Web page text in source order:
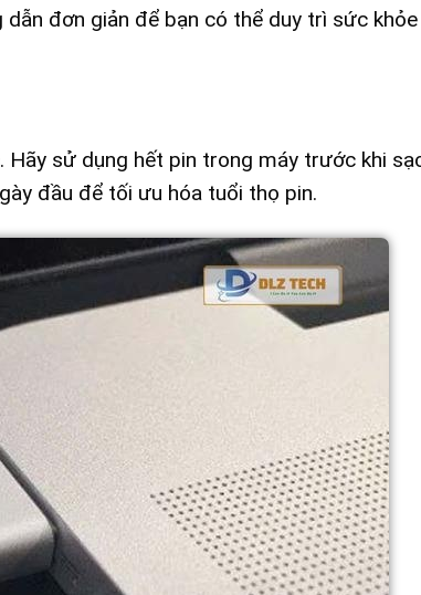
đơn giản để bạn có thể duy trì sức khỏe
Hãy sử dụng hết pin trong máy trước khi
đầu để tối ưu hóa tuổi thọ pin.